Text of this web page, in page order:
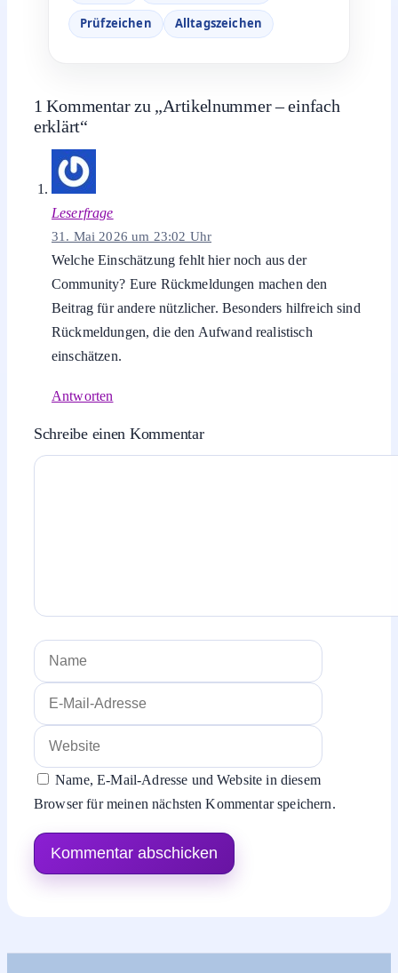
Prüfzeichen Alltagszeichen
1 Kommentar zu „Artikelnummer – einfach
erklärt“
Leserfrage
31. Mai 2026 um 23:02 Uhr
Welche Einschätzung fehlt hier noch aus der
Community? Eure Rückmeldungen machen den
Beitrag für andere nützlicher. Besonders hilfreich sind
Rückmeldungen, die den Aufwand realistisch
einschätzen.
Antworten
Schreibe einen Kommentar
Kommentar
Name
E-
Mail-
Website
Name, E-Mail-Adresse und Website in diesem
Browser für meinen nächsten Kommentar speichern.